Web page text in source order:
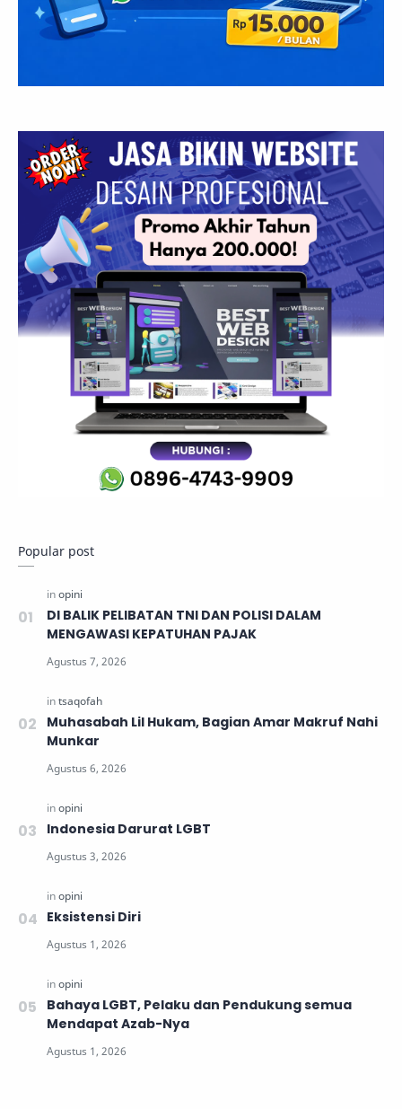
Popular post
DI BALIK PELIBATAN TNI DAN POLISI DALAM
MENGAWASI KEPATUHAN PAJAK
Muhasabah Lil Hukam, Bagian Amar Makruf Nahi
Munkar
Indonesia Darurat LGBT
Eksistensi Diri
Bahaya LGBT, Pelaku dan Pendukung semua
Mendapat Azab-Nya